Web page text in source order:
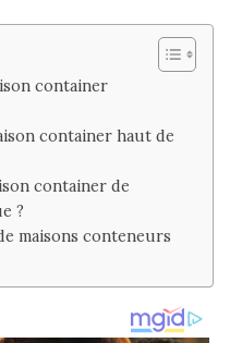
container
container haut de
container de
?
maisons conteneurs